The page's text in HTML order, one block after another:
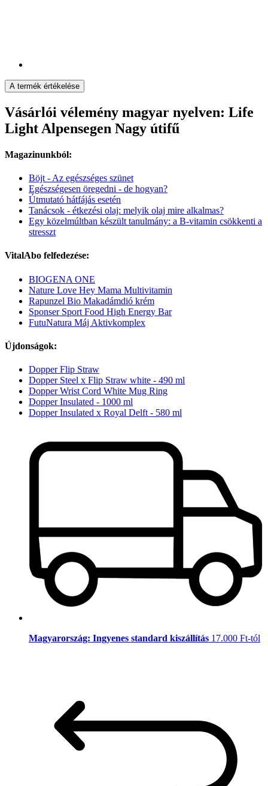
A termék értékelése
Vásárlói vélemény magyar nyelven: Life
Light Alpensegen Nagy útifű
Magazinunkból:
Böjt - Az egészséges szünet
Egészségesen öregedni - de hogyan?
Útmutató hátfájás esetén
Tanácsok - étkezési olaj: melyik olaj mire alkalmas?
Egy közelmúltban készült tanulmány: a B-vitamin csökkenti a
stresszt
VitalAbo felfedezése:
BIOGENA ONE
Nature Love Hey Mama Multivitamin
Rapunzel Bio Makadámdió krém
Sponser Sport Food High Energy Bar
FutuNatura Máj Aktivkomplex
Újdonságok:
Dopper Flip Straw
Dopper Steel x Flip Straw white - 490 ml
Dopper Wrist Cord White Mug Ring
Dopper Insulated - 1000 ml
Dopper Insulated x Royal Delft - 580 ml
Magyarország: Ingyenes standard kiszállítás 17.000 Ft-tól